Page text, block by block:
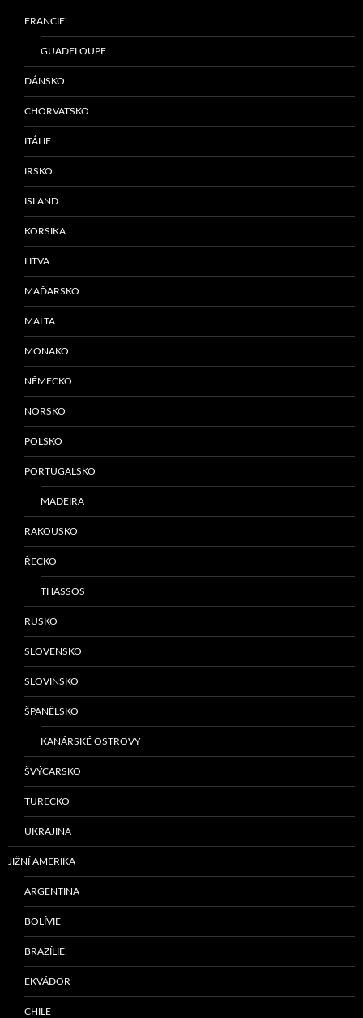
FRANCIE
GUADELOUPE
DÁNSKO
CHORVATSKO
ITÁLIE
IRSKO
ISLAND
KORSIKA
LITVA
MAĎARSKO
MALTA
MONAKO
NĚMECKO
NORSKO
POLSKO
PORTUGALSKO
MADEIRA
RAKOUSKO
ŘECKO
THASSOS
RUSKO
SLOVENSKO
SLOVINSKO
ŠPANĚLSKO
KANÁRSKÉ OSTROVY
ŠVÝCARSKO
TURECKO
UKRAJINA
JIŽNÍ AMERIKA
ARGENTINA
BOLÍVIE
BRAZÍLIE
EKVÁDOR
CHILE